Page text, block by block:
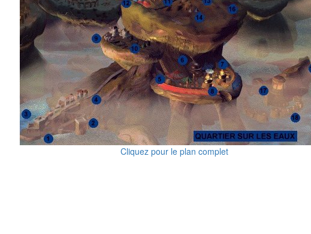
Cliquez pour le plan complet